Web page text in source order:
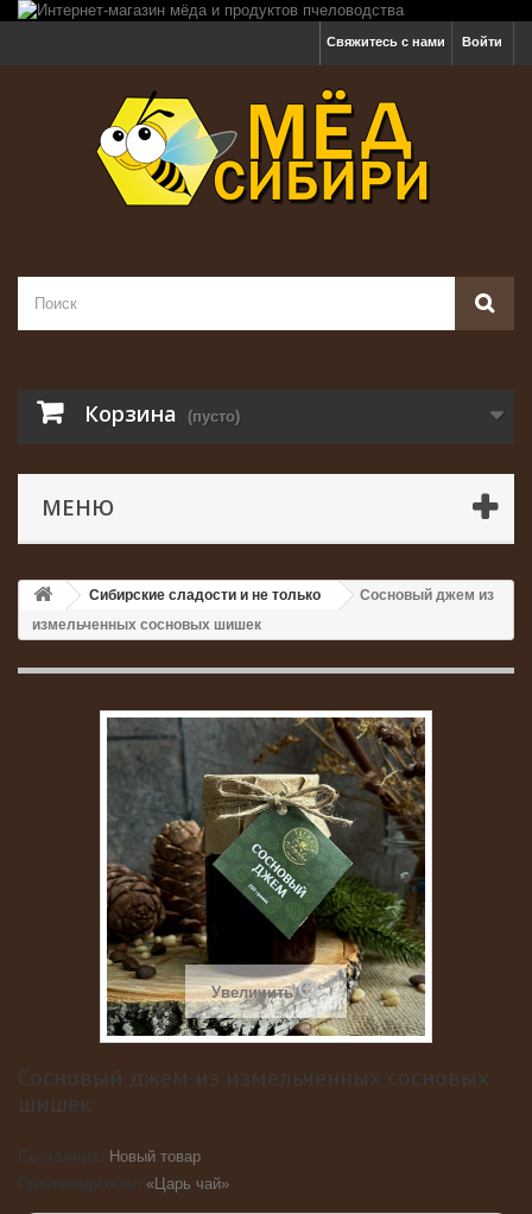
Войти
Свяжитесь с нами
Корзина (пусто)
МЕНЮ
Сибирские сладости и не только
Сосновый джем из
измельченных сосновых шишек
Увеличить
Сосновый джем из измельченных сосновых
шишек
Состояние:
Новый товар
«Царь чай»